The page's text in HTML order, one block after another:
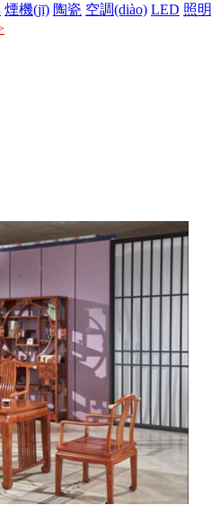
煙機(jī) 陶瓷 空調(diào) LED 照明